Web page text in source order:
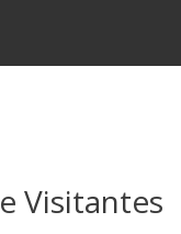
Visitantes